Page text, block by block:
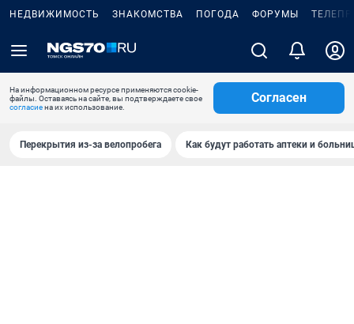
НЕДВИЖИМОСТЬ ЗНАКОМСТВА ПОГОДА ФОРУМЫ
На информационном ресурсе применяются cookie-
файлы. Оставаясь на сайте, вы подтверждаете свое
согласиена их использование.
Согласен
Перекрытия из-за велопробега Как будут работать аптеки и